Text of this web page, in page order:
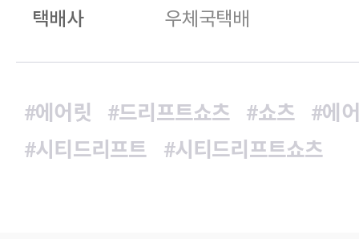
택배사
우체국택배
#에어릿 #드리프트쇼츠 #쇼츠
#에
#시티드리프트
#시티드리프트쇼츠